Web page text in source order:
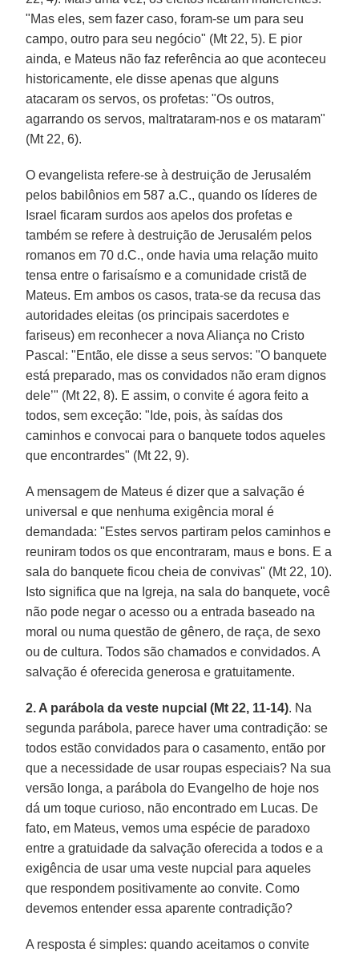
"Mas eles, sem fazer caso, foram-se um para seu
campo, outro para seu negócio" (Mt 22, 5). E pior
ainda, e Mateus não faz referência ao que aconteceu
historicamente, ele disse apenas que alguns
atacaram os servos, os profetas: "Os outros,
agarrando os servos, maltrataram-nos e os mataram"
(Mt 22, 6).
O evangelista refere-se à destruição de Jerusalém
pelos babilônios em 587 a.C., quando os líderes de
Israel ficaram surdos aos apelos dos profetas e
também se refere à destruição de Jerusalém pelos
romanos em 70 d.C., onde havia uma relação muito
tensa entre o farisaísmo e a comunidade cristã de
Mateus. Em ambos os casos, trata-se da recusa das
autoridades eleitas (os principais sacerdotes e
fariseus) em reconhecer a nova Aliança no Cristo
Pascal: "Então, ele disse a seus servos: "O banquete
está preparado, mas os convidados não eram dignos
dele’" (Mt 22, 8). E assim, o convite é agora feito a
todos, sem exceção: "Ide, pois, às saídas dos
caminhos e convocai para o banquete todos aqueles
que encontrardes" (Mt 22, 9).
A mensagem de Mateus é dizer que a salvação é
universal e que nenhuma exigência moral é
demandada: "Estes servos partiram pelos caminhos e
reuniram todos os que encontraram, maus e bons. E a
sala do banquete ficou cheia de convivas" (Mt 22, 10).
Isto significa que na Igreja, na sala do banquete, você
não pode negar o acesso ou a entrada baseado na
moral ou numa questão de gênero, de raça, de sexo
ou de cultura. Todos são chamados e convidados. A
salvação é oferecida generosa e gratuitamente.
2. A parábola da veste nupcial (Mt 22, 11-14). Na
segunda parábola, parece haver uma contradição: se
todos estão convidados para o casamento, então por
que a necessidade de usar roupas especiais? Na sua
versão longa, a parábola do Evangelho de hoje nos
dá um toque curioso, não encontrado em Lucas. De
fato, em Mateus, vemos uma espécie de paradoxo
entre a gratuidade da salvação oferecida a todos e a
exigência de usar uma veste nupcial para aqueles
que respondem positivamente ao convite. Como
devemos entender essa aparente contradição?
A resposta é simples: quando aceitamos o convite